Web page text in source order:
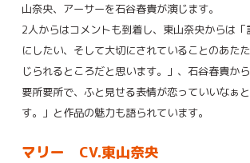
山奈央、アーサーを石谷春貴が演じます。
2人からはコメントも到着し、東山奈央からは「
にしたい、そして大切にされていることのあた
じられるところだと思います。」、石谷春貴か
要所要所で、ふと見せる表情が恋っていいなぁ
す。」と作品の魅力も語られています。
マリー CV.東山奈央